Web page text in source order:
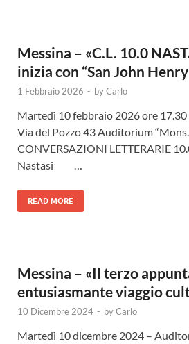
Messina – «C.L. 10.0
inizia con “San John
1 Febbraio 2026 - byCarlo
Martedì 10 febbraio 2026 ore 17.30
Via del Pozzo 43 Auditorium
CONVERSAZIONI LETTERARIE
Nastasi …
READ MORE
Messina – «Il terzo
entusiasmante viaggio
10 Dicembre 2024 - byCarlo
Martedì 10 dicembre 2024 –